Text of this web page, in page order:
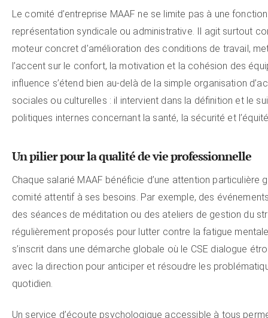
Le comité d’entreprise MAAF ne se limite pas à une
représentation syndicale ou administrative. Il agit surtout
moteur concret d’amélioration des conditions de travail,
l’accent sur le confort, la motivation et la cohésion des
influence s’étend bien au-delà de la simple organisation
sociales ou culturelles : il intervient dans la définition et le
politiques internes concernant la santé, la sécurité et
Un pilier pour la qualité de vie professionnelle
Chaque salarié MAAF bénéficie d’une attention particulière
comité attentif à ses besoins. Par exemple, des
des séances de méditation ou des ateliers de gestion du
régulièrement proposés pour lutter contre la fatigue
s’inscrit dans une démarche globale où le CSE dialogue
avec la direction pour anticiper et résoudre les
quotidien.
Un service d’écoute psychologique accessible à tous